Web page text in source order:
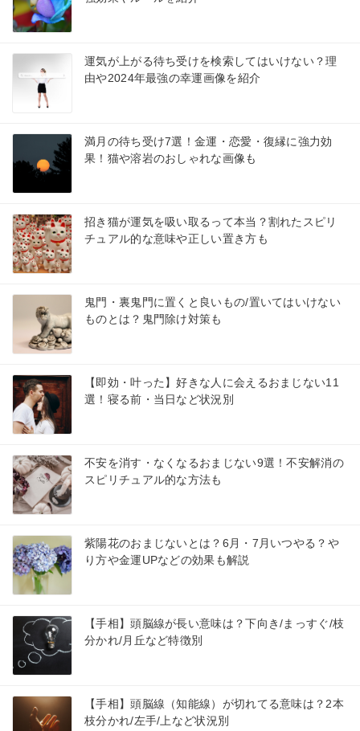
運気が上がる待ち受けを検索してはいけない？理
由や2024年最強の幸運画像を紹介
満月の待ち受け7選！金運・恋愛・復縁に強力効
果！猫や溶岩のおしゃれな画像も
招き猫が運気を吸い取るって本当？割れたスピリ
チュアル的な意味や正しい置き方も
鬼門・裏鬼門に置くと良いもの/置いてはいけない
ものとは？鬼門除け対策も
【即効・叶った】好きな人に会えるおまじない11
選！寝る前・当日など状況別
不安を消す・なくなるおまじない9選！不安解消の
スピリチュアル的な方法も
紫陽花のおまじないとは？6月・7月いつやる？や
り方や金運UPなどの効果も解説
【手相】頭脳線が長い意味は？下向き/まっすぐ/枝
分かれ/月丘など特徴別
【手相】頭脳線（知能線）が切れてる意味は？2本
枝分かれ/左手/上など状況別